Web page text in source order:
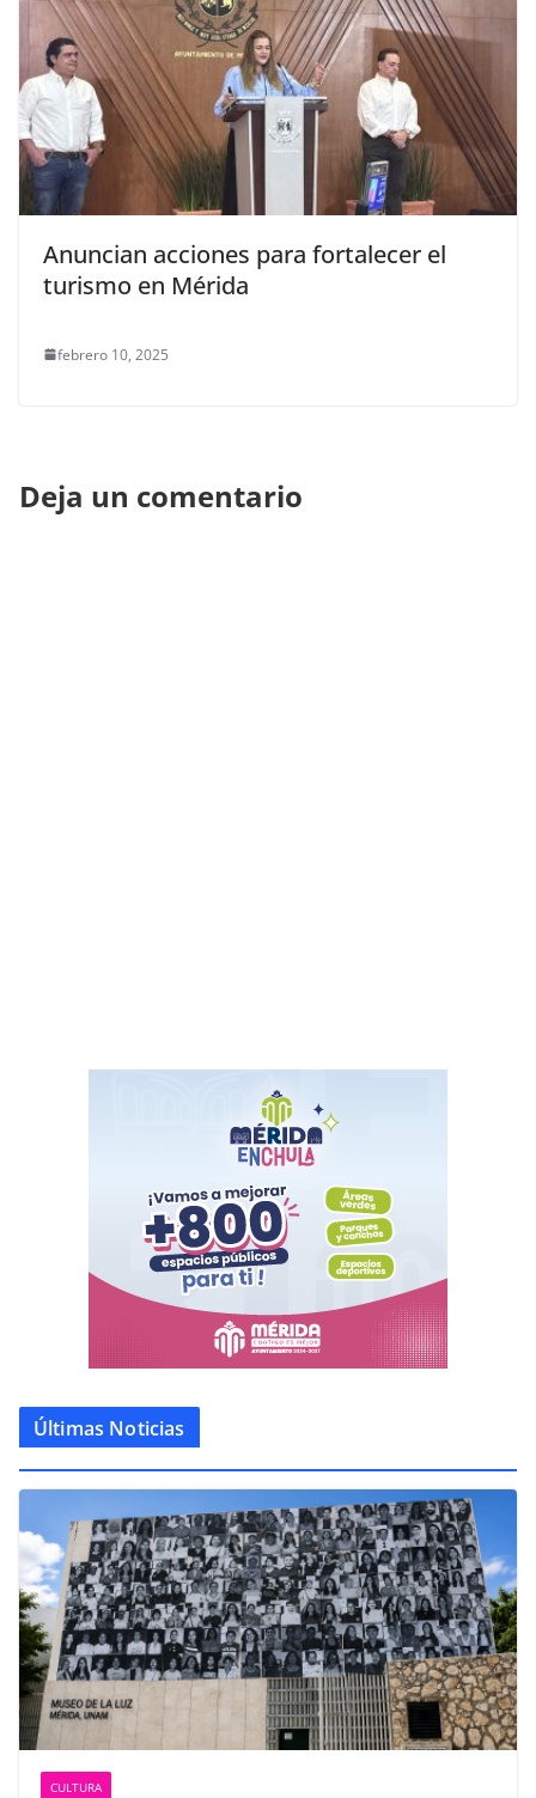
Anuncian acciones para fortalecer el
turismo en Mérida
febrero 10, 2025
Deja un comentario
Últimas Noticias
CULTURA